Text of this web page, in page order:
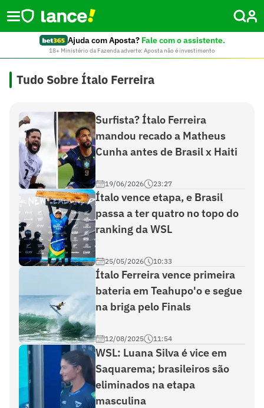
Ajuda com Aposta? Fale com o assistente.
18+ Ministério da Fazenda adverte: Aposta não é investimento
Tudo Sobre Ítalo Ferreira
Surfista? Ítalo Ferreira
mandou recado a Matheus
Cunha antes de Brasil x Haiti
19/06/2026 23:27
Ítalo vence etapa, e Brasil
passa a ter quatro no topo do
ranking da WSL
25/05/2026 10:33
Ítalo Ferreira vence primeira
bateria em Teahupo'o e segue
na briga pelo Finals
12/08/2025 11:54
WSL: Luana Silva é vice em
Saquarema; brasileiros são
eliminados na etapa
masculina